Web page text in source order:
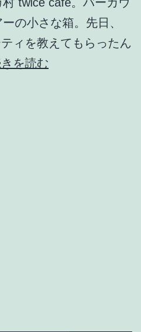
の小さな箱。先日、
ィを教えてもらったん
を読む